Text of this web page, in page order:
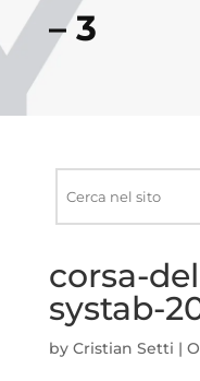
– 3
corsa-
systab-
by Cristian Setti |